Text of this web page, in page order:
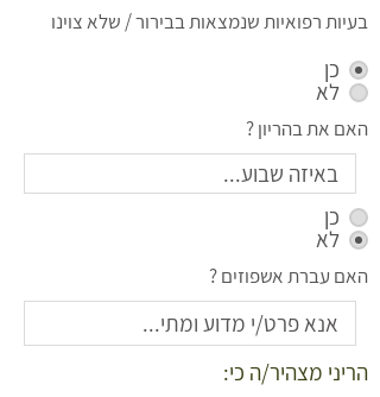
בעיות רפואיות שנמצאות בבירור / שלא צוינו
כן
לא
האם את בהריון ?
כן
לא
האם עברת אשפוזים ?
הריני מצהיר/ה כי: